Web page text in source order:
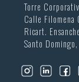
Torre
Calle Filomena
Ricart.
Santo